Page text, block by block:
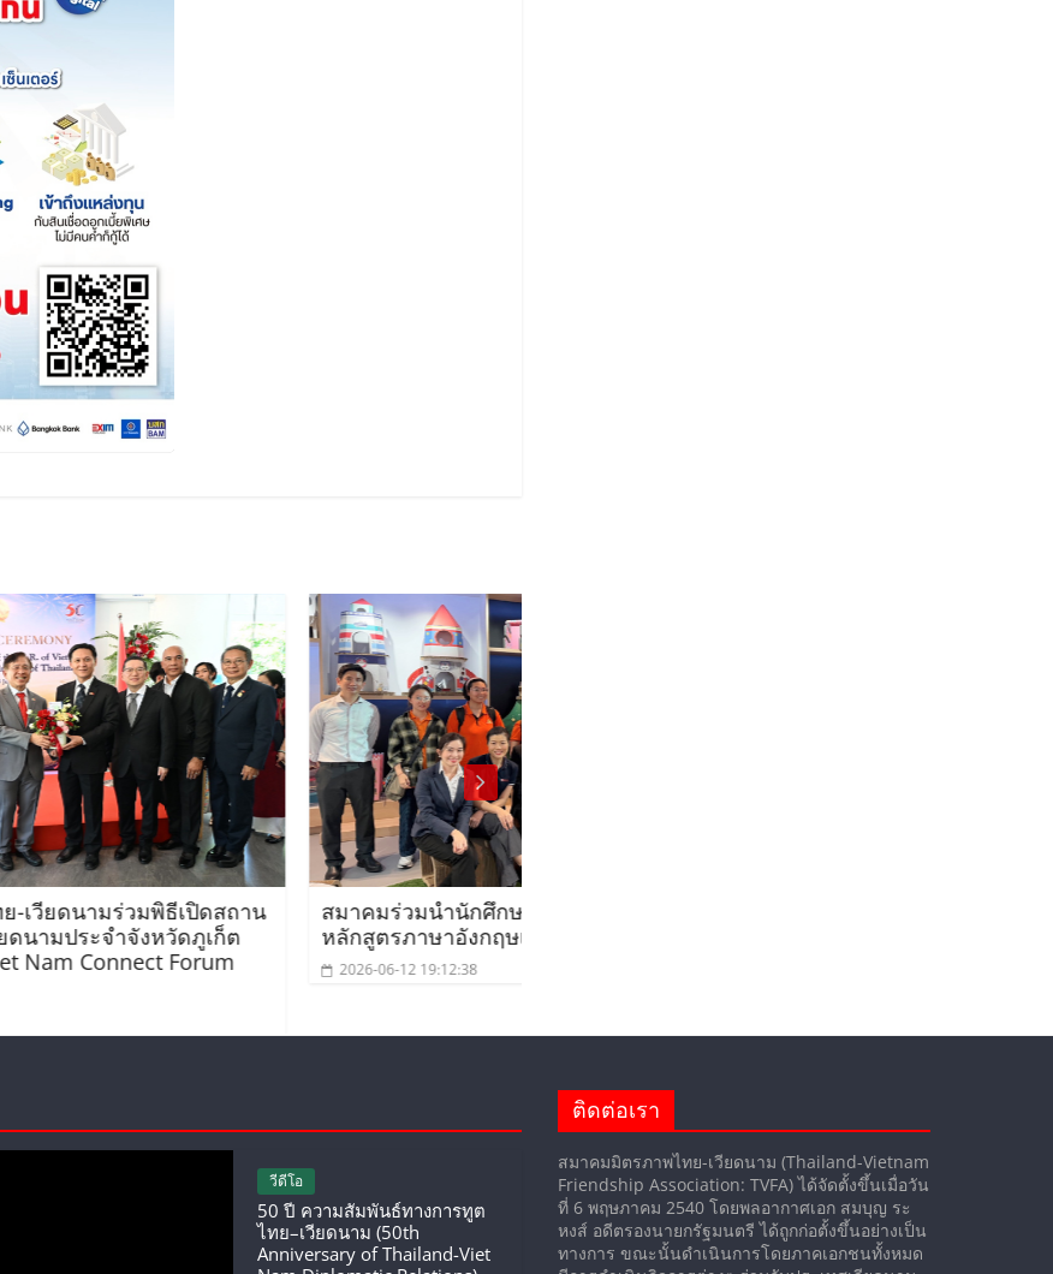
ถาน
ต
สมาคมร่วมนำนักศึกษาเวียดนามโครงการ
หลักสูตรภาษาอังกฤษเร่งรัดศึกษาดูงาน
2026-06-12 19:12:38
วีดีโอ
50 ปี ความสัมพันธ์ทางการทูต
ไทย–เวียดนาม (50th
Anniversary of Thailand-Viet
ติดต่อเรา
สมาคมมิตรภาพไทย-เวียดนาม (Thailand-Vietnam
Friendship Association: TVFA) ได้จัดตั้งขึ้นเมื่อวัน
ที่ 6 พฤษภาคม 2540 โดยพลอากาศเอก สมบุญ ระ
หงส์ อดีตรองนายกรัฐมนตรี ได้ถูกก่อตั้งขึ้นอย่างเป็น
ทางการ ขณะนั้นดำเนินการโดยภาคเอกชนทั้งหมด